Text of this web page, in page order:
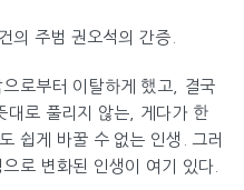
의 주범 권오석의 간증.
로부터 이탈하게 했고, 결국
대로 풀리지 않는, 게다가 한
쉽게 바꿀 수 없는 인생. 그러
로 변화된 인생이 여기 있다.